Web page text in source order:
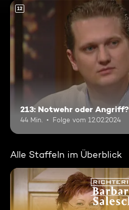
12
213: Notwehr oder Angriff?
44 Min. Folge vom 12.02.2024
Alle Staffeln im Überblick